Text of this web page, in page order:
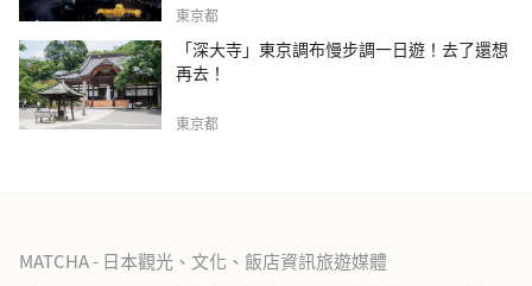
東京都
「深大寺」東京調布慢步調一日遊！去了還想
再去！
東京都
MATCHA - 日本觀光、文化、飯店資訊旅遊媒體